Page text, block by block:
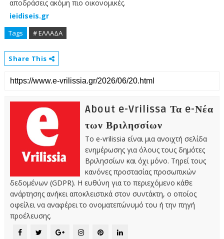
αποδράσεις ακόμη πιο οικονομικές.
ieidiseis.gr
Tags # ΕΛΛΑΔΑ
Share This
About e-Vrilissa Τα e-Νέα
των Βριλησσίων
Το e-vrilissia είναι μια ανοιχτή σελίδα
ενημέρωσης για όλους τους δημότες
Βριλησσίων και όχι μόνο. Τηρεί τους
κανόνες προστασίας προσωπικών
δεδομένων (GDPR). Η ευθύνη για το περιεχόμενο κάθε
ανάρτησης ανήκει αποκλειστικά στον συντάκτη, ο οποίος
οφείλει να αναφέρει το ονοματεπώνυμό του ή την πηγή
προέλευσης.